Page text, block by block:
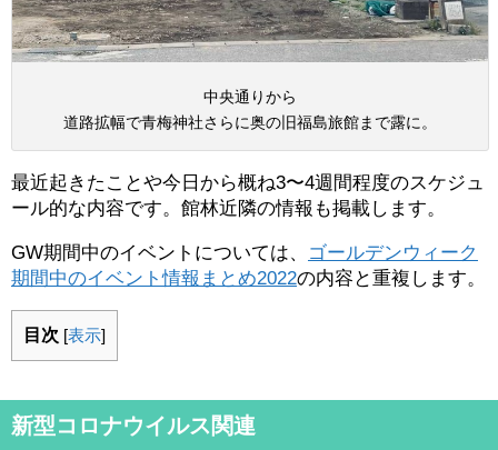
中央通りから
道路拡幅で青梅神社さらに奥の旧福島旅館まで露に。
最近起きたことや今日から概ね3〜4週間程度のスケジュ
ール的な内容です。館林近隣の情報も掲載します。
GW期間中のイベントについては、
ゴールデンウィーク
期間中のイベント情報まとめ2022の内容と重複します。
目次 [表示]
新型コロナウイルス関連